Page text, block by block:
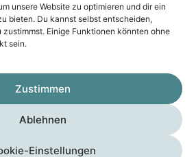
unsere Website zu optimieren und dir ein
bieten. Du kannst selbst entscheiden,
Einige Funktionen könnten ohne
sein.
Zustimmen
Ablehnen
Einstellungen